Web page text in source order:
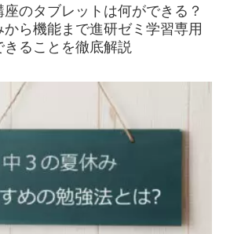
のタブレットは何ができる？
ら機能まで進研ゼミ学習専用
きることを徹底解説